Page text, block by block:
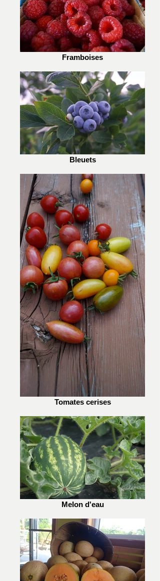
Framboises
Bleuets
Tomates cerises
Melon d'eau